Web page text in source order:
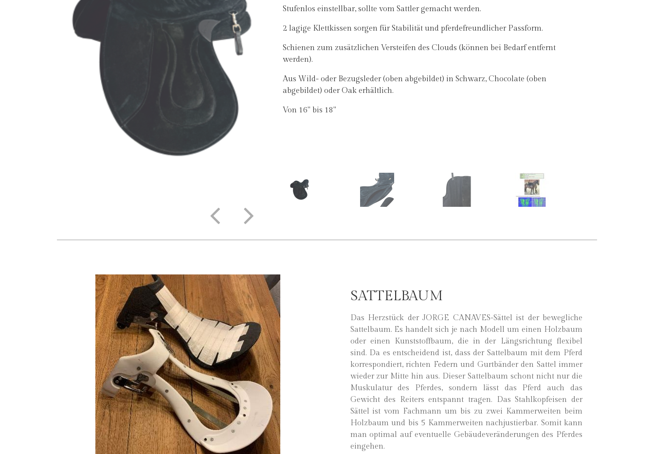
Stufenlos einstellbar, sollte vom Sattler gemacht werden.
2 lagige Klettkissen sorgen für Stabilität und pferdefreundlicher Passform.
Schienen zum zusätzlichen Versteifen des Clouds (können bei Bedarf entfernt
werden).
Aus Wild- oder Bezugsleder (oben abgebildet) in Schwarz, Chocolate (oben
abgebildet) oder Oak erhältlich.
Von 16" bis 18"
SATTELBAUM
Das Herzstück der JORGE CANAVES-Sättel ist der bewegliche
Sattelbaum. Es handelt sich je nach Modell um einen Holzbaum
oder einen Kunststoffbaum, die in der Längsrichtung flexibel
sind. Da es entscheidend ist, dass der Sattelbaum mit dem Pferd
korrespondiert, richten Federn und Gurtbänder den Sattel immer
wieder zur Mitte hin aus. Dieser Sattelbaum schont nicht nur die
Muskulatur des Pferdes, sondern lässt das Pferd auch das
Gewicht des Reiters entspannt tragen. Das Stahlkopfeisen der
Sättel ist vom Fachmann um bis zu zwei Kammerweiten beim
Holzbaum und bis 5 Kammerweiten nachjustierbar. Somit kann
man optimal auf eventuelle Gebäudeveränderungen des Pferdes
eingehen.